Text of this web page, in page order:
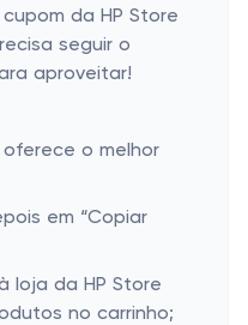
da HP Store
seguir o
aproveitar!
oferece o melhor
em “Copiar
loja da HP Store
no carrinho;